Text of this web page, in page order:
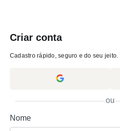
Criar conta
Cadastro rápido, seguro e do seu jeito.
ou
Nome